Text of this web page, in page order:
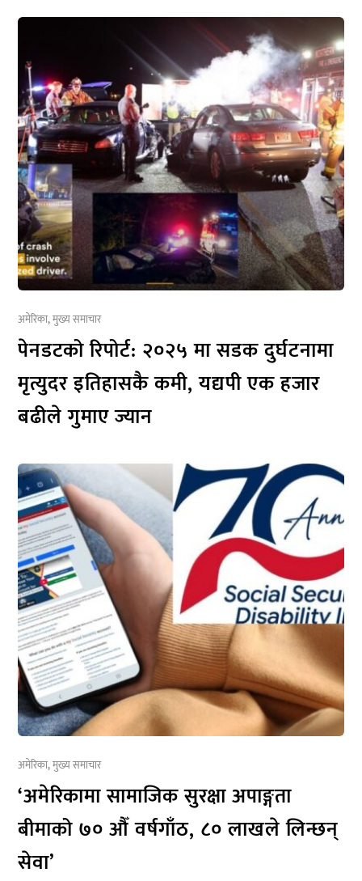
अमेरिका,मुख्य समाचार
पेनडटको रिपोर्ट: २०२५ मा सडक दुर्घटनामा
मृत्युदर इतिहासकै कमी, यद्यपी एक हजार
बढीले गुमाए ज्यान
अमेरिका,मुख्य समाचार
‘अमेरिकामा सामाजिक सुरक्षा अपाङ्गता
बीमाको ७० औँ वर्षगाँठ, ८० लाखले लिन्छन्
सेवा’